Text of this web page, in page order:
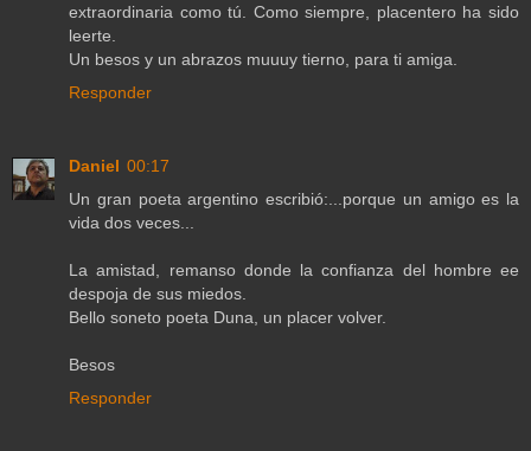
extraordinaria como tú. Como siempre, placentero ha sido
leerte.
Un besos y un abrazos muuuy tierno, para ti amiga.
Responder
Daniel 00:17
Un gran poeta argentino escribió:...porque un amigo es la
vida dos veces...
La amistad, remanso donde la confianza del hombre ee
despoja de sus miedos.
Bello soneto poeta Duna, un placer volver.
Besos
Responder